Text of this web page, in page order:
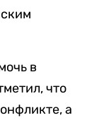
в
что
а